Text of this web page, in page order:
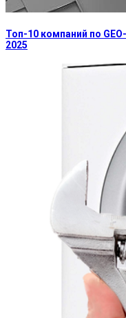
Топ-10 компаний по
2025